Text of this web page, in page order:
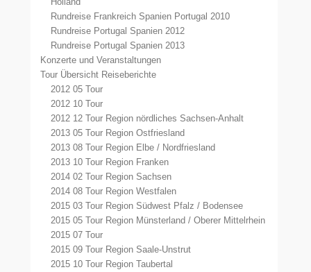
Rundreise Frankreich Spanien Portugal 2010
Rundreise Portugal Spanien 2012
Rundreise Portugal Spanien 2013
Konzerte und Veranstaltungen
Tour Übersicht Reiseberichte
2012 05 Tour
2012 10 Tour
2012 12 Tour Region nördliches Sachsen-Anhalt
2013 05 Tour Region Ostfriesland
2013 08 Tour Region Elbe / Nordfriesland
2013 10 Tour Region Franken
2014 02 Tour Region Sachsen
2014 08 Tour Region Westfalen
2015 03 Tour Region Südwest Pfalz / Bodensee
2015 05 Tour Region Münsterland / Oberer Mittelrhein
2015 07 Tour
2015 09 Tour Region Saale-Unstrut
2015 10 Tour Region Taubertal